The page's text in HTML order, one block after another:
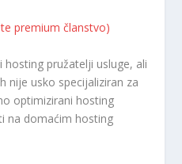
premium članstvo)
pružatelji usluge, ali
nije usko specijaliziran za
optimizirani hosting
na domaćim hosting